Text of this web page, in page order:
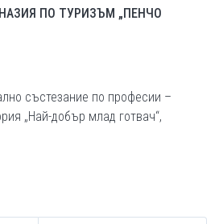
ПО ТУРИЗЪМ „ПЕНЧО
състезание по професии –
„Най-добър млад готвач“,